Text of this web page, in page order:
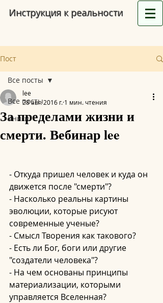
Инструкция к реальности
Пост
Все посты
Книги
Все посты
За пределами жизни и
смерти. Вебинар lee
lee
28 авг. 2016 г. 1 мин. чтения
- Откуда пришел человек и куда он
движется после "смерти"?
- Насколько реальны картины
эволюции, которые рисуют
современные ученые?
- Смысл Творения как такового?
- Есть ли Бог, боги или другие
"создатели человека"?
- На чем основаны принципы
материализации, которыми
управляется Вселенная?